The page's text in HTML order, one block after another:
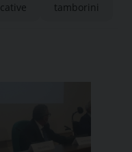
tamborini